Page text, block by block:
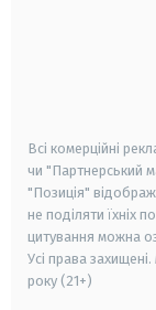
Всі комерційні
чи "Партнерський
"Позиція"
не поділяти їхніх
цитування можна
Усі права захищені.
року (21+)